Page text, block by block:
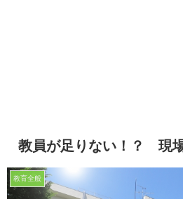
教員が足りない！？ 現
教育全般